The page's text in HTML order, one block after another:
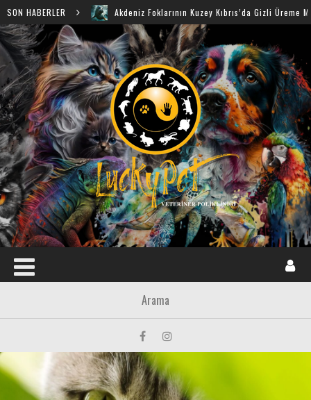
SON HABERLER Akdeniz Foklarının Kuzey Kıbrıs’da Gizli Üreme